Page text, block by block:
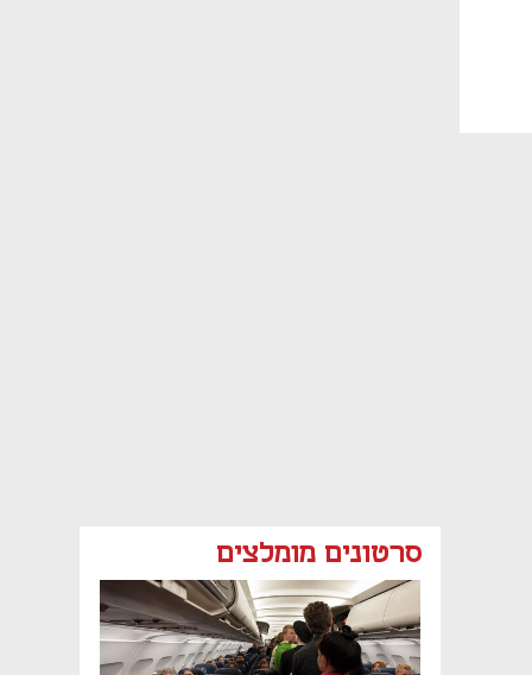
סרטונים מומלצים